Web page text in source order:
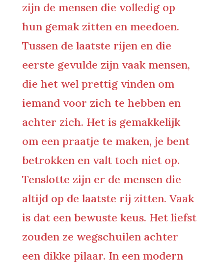
zijn de mensen die volledig op
hun gemak zitten en meedoen.
Tussen de laatste rijen en die
eerste gevulde zijn vaak mensen,
die het wel prettig vinden om
iemand voor zich te hebben en
achter zich. Het is gemakkelijk
om een praatje te maken, je bent
betrokken en valt toch niet op.
Tenslotte zijn er de mensen die
altijd op de laatste rij zitten. Vaak
is dat een bewuste keus. Het liefst
zouden ze wegschuilen achter
een dikke pilaar. In een modern